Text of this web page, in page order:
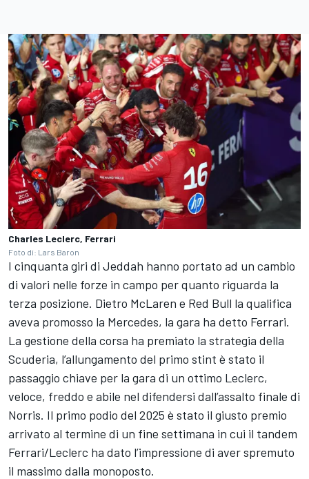
Charles Leclerc, Ferrari
Foto di: Lars Baron
I cinquanta giri di Jeddah hanno portato ad un cambio
di valori nelle forze in campo per quanto riguarda la
terza posizione. Dietro McLaren e Red Bull la qualifica
aveva promosso la Mercedes, la gara ha detto Ferrari.
La gestione della corsa ha premiato la strategia della
Scuderia, l’allungamento del primo stint è stato il
passaggio chiave per la gara di un ottimo Leclerc,
veloce, freddo e abile nel difendersi dall’assalto finale di
Norris. Il primo podio del 2025 è stato il giusto premio
arrivato al termine di un fine settimana in cui il tandem
Ferrari/Leclerc ha dato l’impressione di aver spremuto
il massimo dalla monoposto.